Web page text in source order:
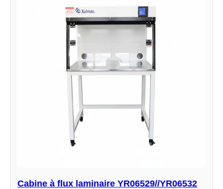
Cabine à flux laminaire YR06529//YR06532